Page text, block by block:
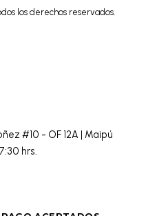
los derechos reservados.
#10 - OF 12A | Maipú
hrs.